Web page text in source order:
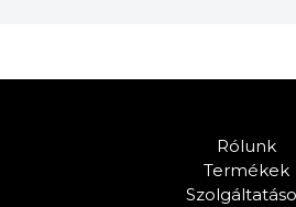
Rólunk
Termékek